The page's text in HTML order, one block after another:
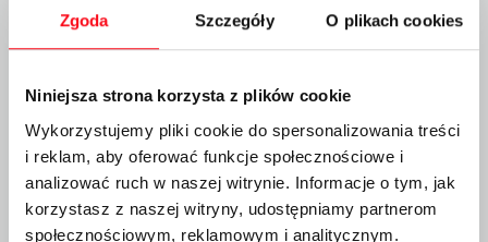
Zgoda Szczegóły O plikach cookies
Niniejsza strona korzysta z plików cookie
Wykorzystujemy pliki cookie do spersonalizowania treści
i reklam, aby oferować funkcje społecznościowe i
analizować ruch w naszej witrynie. Informacje o tym, jak
korzystasz z naszej witryny, udostępniamy partnerom
społecznościowym, reklamowym i analitycznym.
R17Kościerzyna – Chojnice – Kościerzyna
Linia
kursuje zmienioną trasą – Kościerzyna – Gdańsk
Rębiechowo przez Szymbark Droga Krajowa 20
Skrzyżowanie, Egiertowo, Banino Szkoła
LiniaR17kursuje zmienioną trasą z pominięciem przystanku
kolejowego Lipuska Huta, wspólną trasą i przystankami linii
480 (PKS Starogard Gdański/PKS Chojnice)